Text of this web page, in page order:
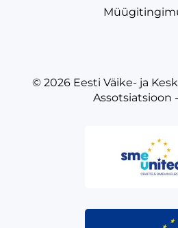
© 2026 Eesti Väike- ja
Assotsiatsioon